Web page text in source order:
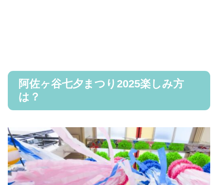
阿佐ヶ谷七夕まつり2025楽しみ方
は？